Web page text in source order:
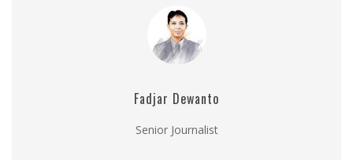
Fadjar Dewanto
Senior Journalist